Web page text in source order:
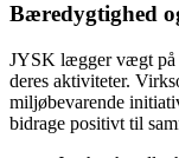
Bæredygtighed
JYSK lægger vægt på
deres aktiviteter.
miljøbevarende
bidrage positivt til